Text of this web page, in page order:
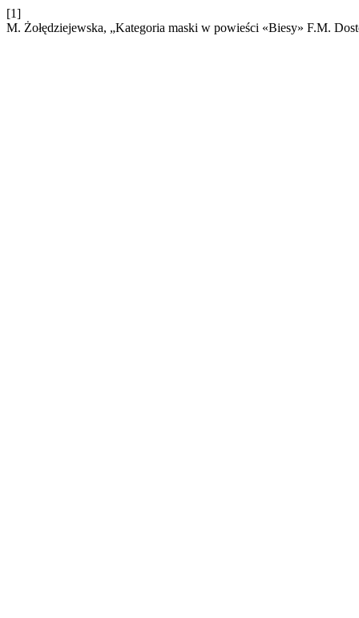
[1]
M. Żołędziejewska, „Kategoria maski w powieści «Biesy» F.M.